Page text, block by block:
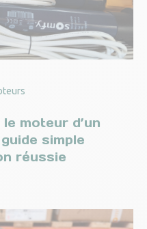
moteur d’un
simple
réussie